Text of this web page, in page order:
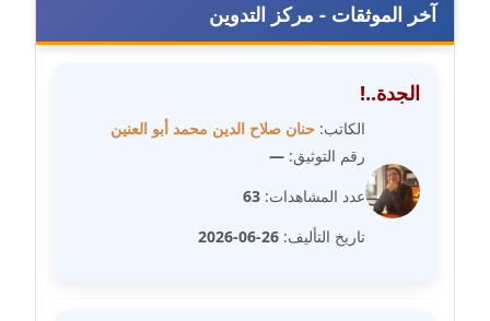
عاملة
عاملة
مدونة رجاء دياب
عاملة
مدونة رحاب منيعم
آخر الموثقات - مركز التدوين
الجدة..!
الكاتب: حنان صلاح الدين محمد أبو العنين
رقم التوثيق: —
عدد المشاهدات: 63
تاريخ التأليف: 26-06-2026